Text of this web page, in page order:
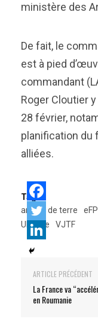
ministère des
De fait, le
est à pied
commandant
Roger Cloutier
28 février,
planification du
alliées.
Tags:
armée de terre
eFP
Ukraine
VJTF
ARTICLE PRÉCÉDENT
La France va
en Roumanie